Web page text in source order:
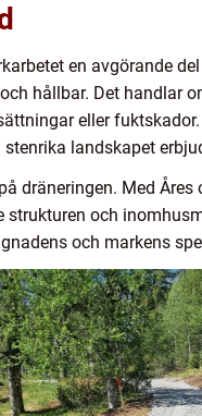
en avgörande
hållbar. Det handlar
eller
landskapet
dräneringen. Med
och
och markens